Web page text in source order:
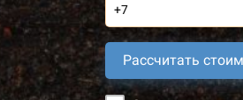
Рассчитать